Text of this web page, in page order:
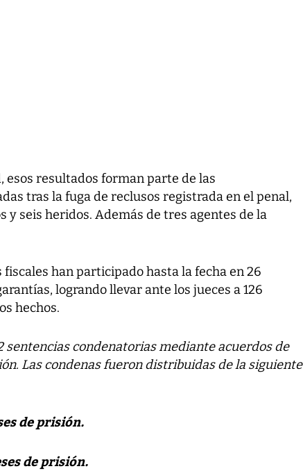
esos resultados forman parte de las
tras la fuga de reclusos registrada en el penal,
y seis heridos. Además de tres agentes de la
fiscales han participado hasta la fecha en 26
logrando llevar ante los jueces a 126
hechos.
sentencias condenatorias mediante acuerdos de
Las condenas fueron distribuidas de la siguiente
de prisión.
de prisión.